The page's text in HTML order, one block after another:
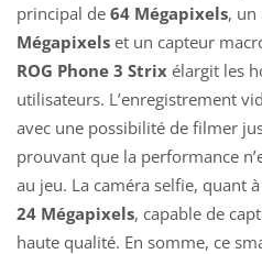
principal de 64 Mégapixels, un
Mégapixels et un capteur
ROG Phone 3 Strix élargit les
utilisateurs. L’enregistrement
avec une possibilité de filmer
prouvant que la performance
au jeu. La caméra selfie, quant
24 Mégapixels, capable de
haute qualité. En somme, ce